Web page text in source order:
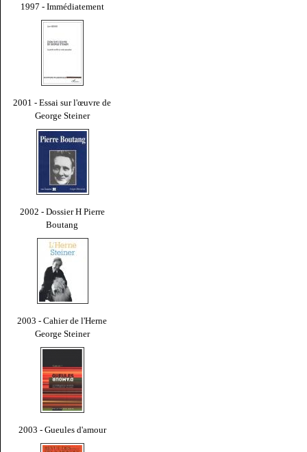
1997 - Immédiatement
2001 - Essai sur l'œuvre de
George Steiner
2002 - Dossier H Pierre
Boutang
2003 - Cahier de l'Herne
George Steiner
2003 - Gueules d'amour